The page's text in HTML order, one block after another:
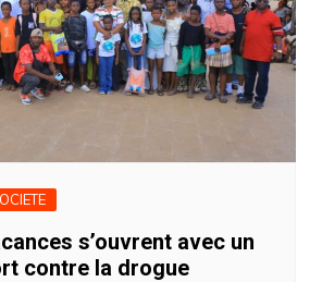
s’ouvrent avec un
contre la drogue